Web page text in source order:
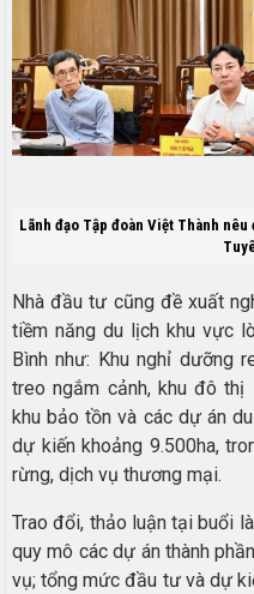
Lãnh đạo Tập đoàn Việt Thành
Nhà đầu tư cũng đề xuất
tiềm năng du lịch khu vực
Bình như: Khu nghỉ dưỡng
treo ngắm cảnh, khu đô thị
khu bảo tồn và các dự án
dự kiến khoảng 9.500ha,
rừng, dịch vụ thương mại.
Trao đổi, thảo luận tại buổi
quy mô các dự án thành
vụ; tổng mức đầu tư và dự